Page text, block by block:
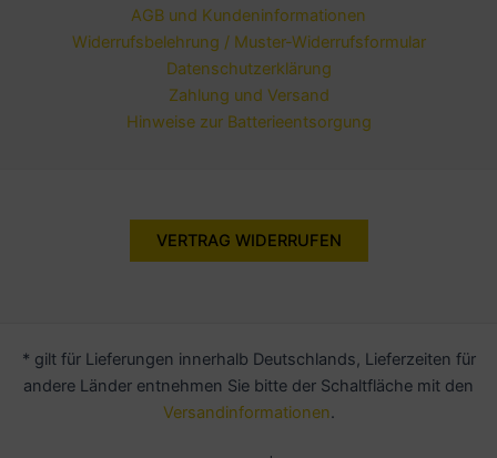
AGB und Kundeninformationen
Widerrufsbelehrung / Muster-Widerrufsformular
Datenschutzerklärung
Zahlung und Versand
Hinweise zur Batterieentsorgung
VERTRAG WIDERRUFEN
* gilt für Lieferungen innerhalb Deutschlands, Lieferzeiten für
andere Länder entnehmen Sie bitte der Schaltfläche mit den
Versandinformationen.